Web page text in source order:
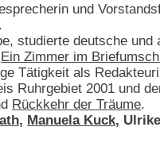
und
studierte deutsche
Ein Zimmer im
Tätigkeit als
Ruhrgebiet 2001 und
Rückkehr der Träume.
, Manuela Kuck,